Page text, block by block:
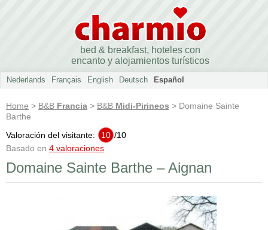
bed & breakfast, hoteles con
encanto y alojamientos turísticos
Nederlands Français English Deutsch Español
Home > B&B Francia > B&B Midi-Pirineos > Domaine Sainte
Barthe
Valoración del visitante:
10 /10
Basado en 4 valoraciones
Domaine Sainte Barthe – Aignan